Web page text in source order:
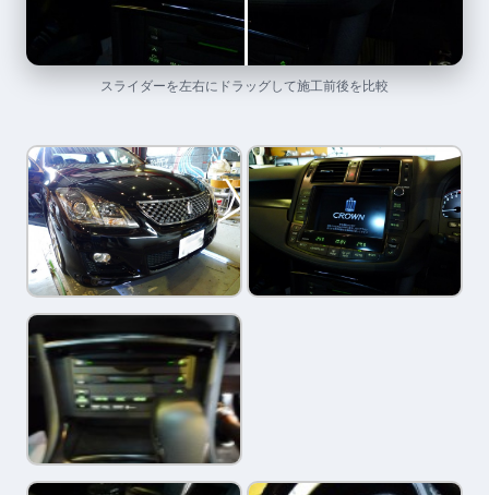
スライダーを左右にドラッグして施工前後を比較